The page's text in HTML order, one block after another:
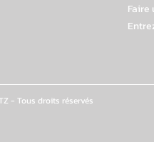
Faire
- Tous droits réservés